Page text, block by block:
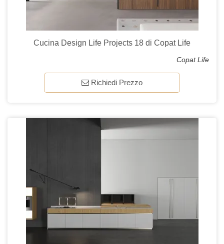
Cucina Design Life Projects 18 di Copat Life
Copat Life
Richiedi Prezzo